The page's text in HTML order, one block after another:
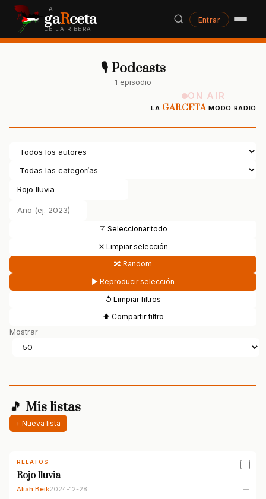
LA
gaRceta
DE LA RIBERA
Entrar
🎙 Podcasts
1 episodio
ON AIR
LA GARCETAMODO RADIO
☑ Seleccionar todo
✕ Limpiar selección
🔀 Random
▶ Reproducir selección
↺ Limpiar filtros
⬆ Compartir filtro
Mostrar
🎵 Mis listas
+ Nueva lista
RELATOS
Rojo lluvia
Aliah Beik2024-12-28 —